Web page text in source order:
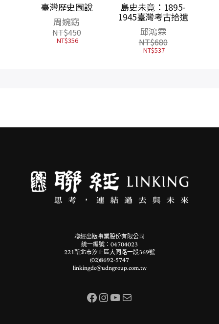
臺灣歷史圖說
周婉窈
NT$450
NT$356
島史未竟：1895-
1945臺灣考古拾遺
邱鴻霖
NT$680
NT$537
聯經出版事業股份有限公司
統一編號：04704023
221新北市汐止區大同路一段369號
(02)8692-5747
linkingdc@udngroup.com.tw
Facebook InstagramYouTube 電子郵件